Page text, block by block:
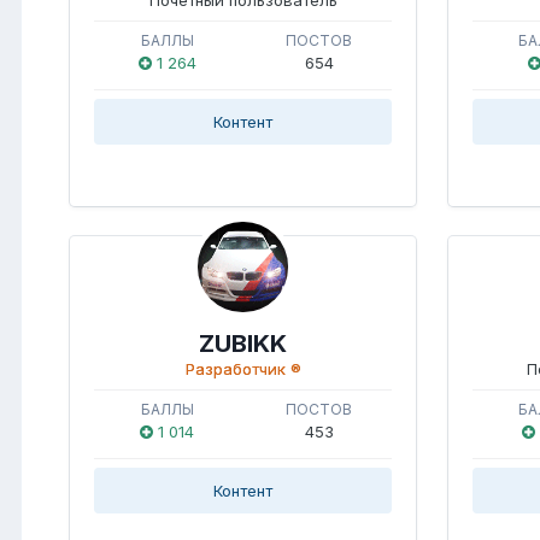
БАЛЛЫ
1 264
ПОСТОВ
654
Контент
ZUBIKK
Разработчик ®
БАЛЛЫ
1 014
ПОСТОВ
453
Контент